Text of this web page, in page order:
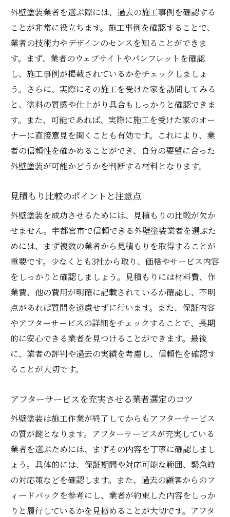
外壁塗装業者を選ぶ際には、過去の施工事例を確認する
ことが非常に役立ちます。施工事例を確認することで、
業者の技術力やデザインのセンスを知ることができま
す。まず、業者のウェブサイトやパンフレットを確認
し、施工事例が掲載されているかをチェックしましょ
う。さらに、実際にその施工を受けた家を訪問してみる
と、塗料の質感や仕上がり具合もしっかりと確認できま
す。また、可能であれば、実際に施工を受けた家のオー
ナーに直接意見を聞くことも有効です。これにより、業
者の信頼性を確かめることができ、自分の要望に合った
外壁塗装が可能かどうかを判断する材料となります。
見積もり比較のポイントと注意点
外壁塗装を成功させるためには、見積もりの比較が欠か
せません。宇都宮市で信頼できる外壁塗装業者を選ぶた
めには、まず複数の業者から見積もりを取得することが
重要です。少なくとも3社から取り、価格やサービス内容
をしっかりと確認しましょう。見積もりには材料費、作
業費、他の費用が明確に記載されているか確認し、不明
点があれば質問を遠慮せずに行います。また、保証内容
やアフターサービスの詳細をチェックすることで、長期
的に安心できる業者を見つけることができます。最後
に、業者の評判や過去の実績を考慮し、信頼性を確認す
ることが大切です。
アフターサービスを充実させる業者選定のコツ
外壁塗装は施工作業が終了してからもアフターサービス
の質が鍵となります。アフターサービスが充実している
業者を選ぶためには、まずその内容を丁寧に確認しまし
ょう。具体的には、保証期間や対応可能な範囲、緊急時
の対応策などを確認します。また、過去の顧客からのフ
ィードバックを参考にし、業者が約束した内容をしっか
りと履行しているかを見極めることが大切です。アフタ